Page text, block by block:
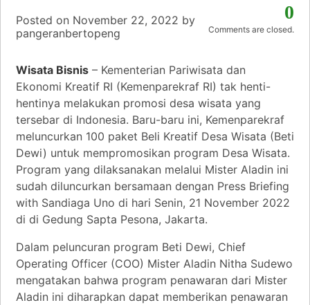
0
Comments are closed.
Posted on November 22, 2022 by
pangeranbertopeng
Wisata Bisnis – Kementerian Pariwisata dan
Ekonomi Kreatif RI (Kemenparekraf RI) tak henti-
hentinya melakukan promosi desa wisata yang
tersebar di Indonesia. Baru-baru ini, Kemenparekraf
meluncurkan 100 paket Beli Kreatif Desa Wisata (Beti
Dewi) untuk mempromosikan program Desa Wisata.
Program yang dilaksanakan melalui Mister Aladin ini
sudah diluncurkan bersamaan dengan Press Briefing
with Sandiaga Uno di hari Senin, 21 November 2022
di di Gedung Sapta Pesona, Jakarta.
Dalam peluncuran program Beti Dewi, Chief
Operating Officer (COO) Mister Aladin Nitha Sudewo
mengatakan bahwa program penawaran dari Mister
Aladin ini diharapkan dapat memberikan penawaran